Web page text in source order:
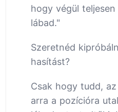
hogy végül
lábad."
Szeretnéd
hasítást?
Csak hogy tudd,
arra a pozícióra